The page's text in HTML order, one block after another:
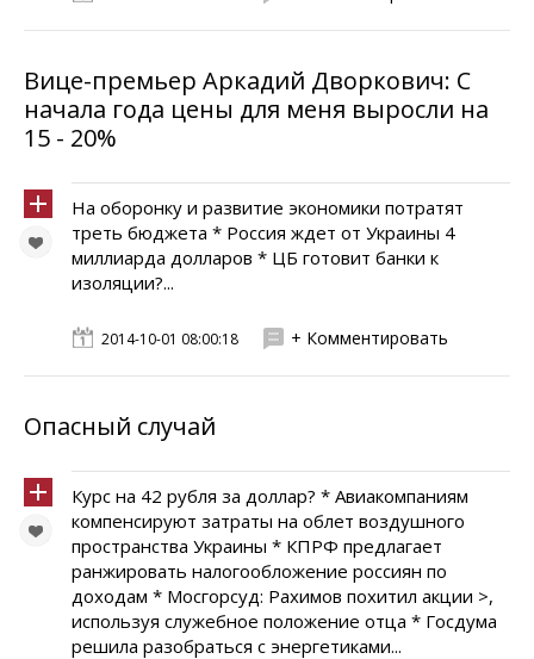
Вице-премьер Аркадий Дворкович: С
начала года цены для меня выросли на
15 - 20%
На оборонку и развитие экономики потратят
треть бюджета * Россия ждет от Украины 4
миллиарда долларов * ЦБ готовит банки к
изоляции?...
2014-10-01 08:00:18 + Комментировать
Опасный случай
Курс на 42 рубля за доллар? * Авиакомпаниям
компенсируют затраты на облет воздушного
пространства Украины * КПРФ предлагает
ранжировать налогообложение россиян по
доходам * Мосгорсуд: Рахимов похитил акции >,
используя служебное положение отца * Госдума
решила разобраться с энергетиками...